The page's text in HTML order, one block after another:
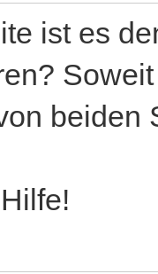
ist es
beiden